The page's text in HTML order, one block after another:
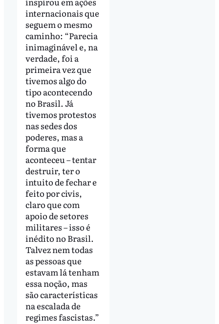
internacionais que
seguem o mesmo
caminho: “Parecia
inimaginável e, na
verdade, foi a
primeira vez que
tivemos algo do
tipo acontecendo
no Brasil. Já
tivemos protestos
nas sedes dos
poderes, mas a
forma que
aconteceu – tentar
destruir, ter o
intuito de fechar e
feito por civis,
claro que com
apoio de setores
militares – isso é
inédito no Brasil.
Talvez nem todas
as pessoas que
estavam lá tenham
essa noção, mas
são características
na escalada de
regimes fascistas.”